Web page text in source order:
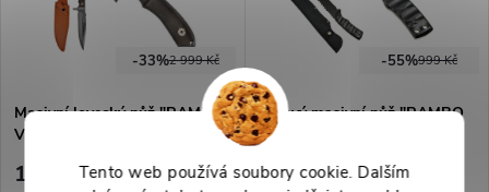
Tento web používá soubory cookie. Dalším
2 999 Kč
-33%
Masivní lovecký nůž "RAMBO
V" last blood bowie
1 999 Kč
999 Kč
-55%
Bojový masivní nůž "RAMBO
USA"
449 Kč